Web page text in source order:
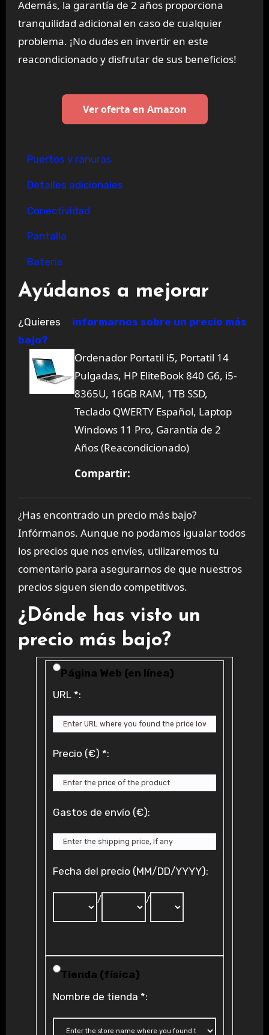
Además, la garantía de 2 años proporciona
tranquilidad adicional en caso de cualquier
problema. ¡No dudes en invertir en este
reacondicionado y disfrutar de sus beneficios!
Ver oferta en Amazon
Puertos y ranuras
Detalles adicionales
Conectividad
Pantalla
Batería
Ayúdanos a mejorar
¿Quieres
informarnos sobre un precio más
bajo?
Ordenador Portatil i5, Portatil 14
Pulgadas, HP EliteBook 840 G6, i5-
8365U, 16GB RAM, 1TB SSD,
Teclado QWERTY Español, Laptop
Windows 11 Pro, Garantía de 2
Años (Reacondicionado)
Compartir:
¿Has encontrado un precio más bajo?
Infórmanos. Aunque no podamos igualar todos
los precios que nos envíes, utilizaremos tu
comentario para asegurarnos de que nuestros
precios siguen siendo competitivos.
¿Dónde has visto un
precio más bajo?
Price Availability
Página Web (en línea)
URL *:
Precio (€) *:
Gastos de envío (€):
Fecha del precio (MM/DD/YYYY):
/ /
Tienda (física)
Nombre de tienda *: